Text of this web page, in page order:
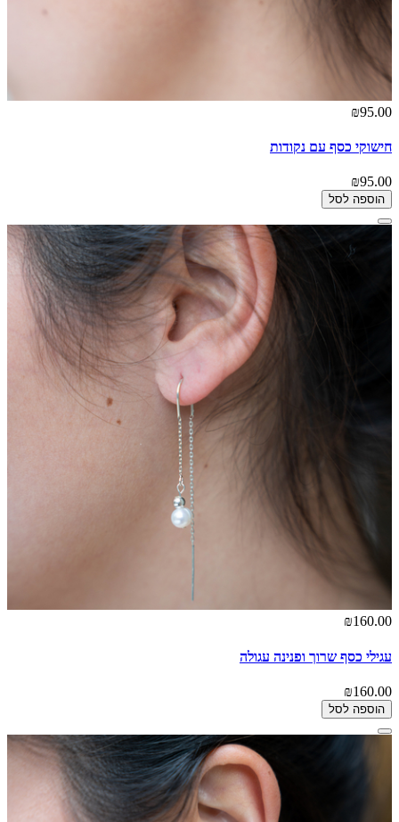
₪95.00
חישוקי כסף עם נקודות
₪95.00
הוספה לסל
₪160.00
עגילי כסף שרוך ופנינה עגולה
₪160.00
הוספה לסל